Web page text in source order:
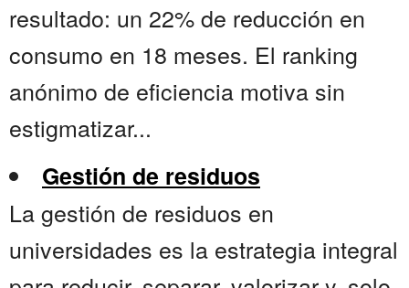
resultado: un 22% de reducción en
consumo en 18 meses. El ranking
anónimo de eficiencia motiva sin
estigmatizar...
Gestión de residuos
La gestión de residuos en
universidades es la estrategia integral